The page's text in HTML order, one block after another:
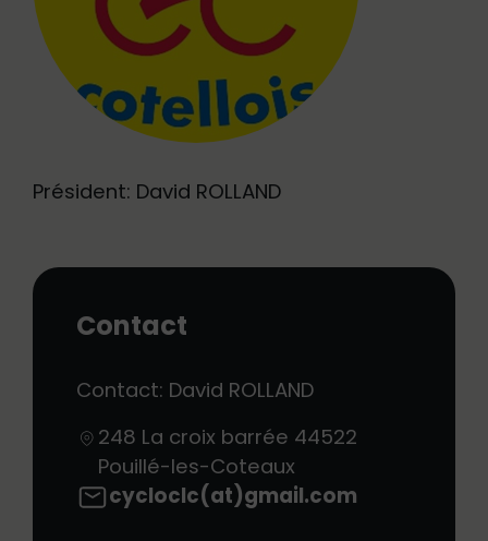
Président: David ROLLAND
Contact
Contact: David ROLLAND
248 La croix barrée 44522
Pouillé-les-Coteaux
cycloclc(at)gmail.com